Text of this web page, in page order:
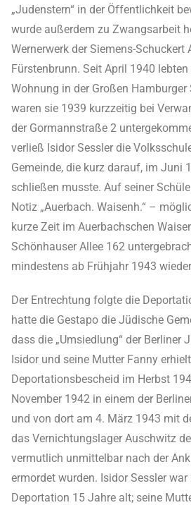
„Judenstern“ in der Öffentlichkeit
wurde außerdem zu Zwangsarbeit
Wernerwerk der Siemens-Schuckert
Fürstenbrunn. Seit April 1940
Wohnung in der Großen
waren sie 1939 kurzzeitig bei
der Gormannstraße 2
verließ Isidor Sessler die
Gemeinde, die kurz darauf, im Juni
schließen musste. Auf seiner
Notiz „Auerbach. Waisenh.“ –
kurze Zeit im Auerbachschen
Schönhauser Allee 162
mindestens ab Frühjahr 1943
Der Entrechtung folgte die
hatte die Gestapo die Jüdische
dass die „Umsiedlung“ der Berliner
Isidor und seine Mutter Fanny
Deportationsbescheid im Herbst
November 1942 in einem der
und von dort am 4. März 1943 mit
das Vernichtungslager Auschwitz
vermutlich unmittelbar nach der
ermordet wurden. Isidor Sessler
Deportation 15 Jahre alt; seine